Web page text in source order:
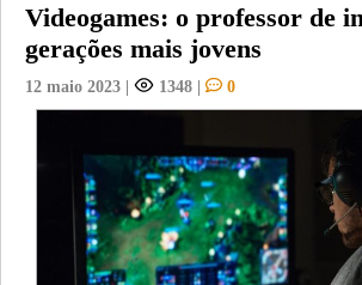
Videogames: o professor de
gerações mais jovens
12 maio 2023 | 1348 | 0